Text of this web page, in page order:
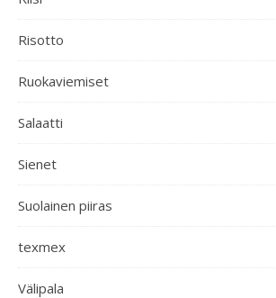
Risotto
Ruokaviemiset
Salaatti
Sienet
Suolainen piiras
texmex
Välipala